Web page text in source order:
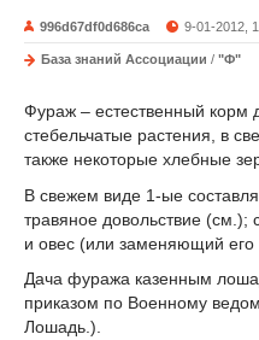
996d67df0d686ca 9-01-2012,
База знаний Ассоциации / "Ф"
Фураж – естественный корм
стебельчатые растения, в
также некоторые хлебные
В свежем виде 1-ые
травяное довольствие
и овес (или заменяющий его
Дача фуража казенным
приказом по Военному
Лошадь.).